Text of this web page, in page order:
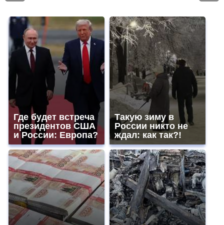
Где будет встреча
президентов США
и России: Европа?
Такую зиму в
России никто не
ждал: как так?!